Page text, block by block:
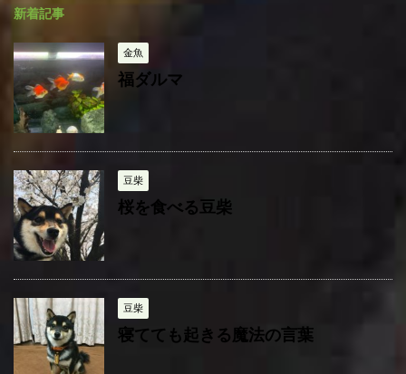
リ
ー
新着記事
金魚
福ダルマ
豆柴
桜を食べる豆柴
豆柴
寝てても起きる魔法の言葉